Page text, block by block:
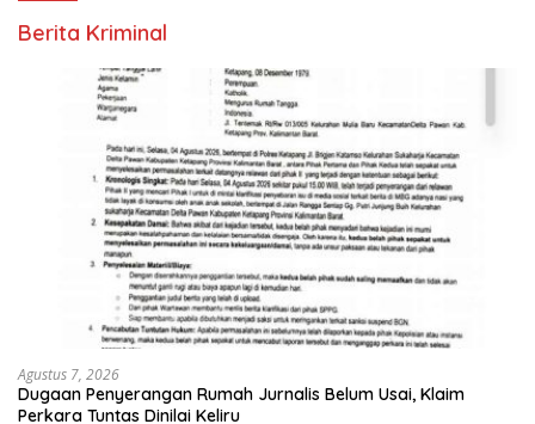
Berita Kriminal
Agustus 7, 2026
Dugaan Penyerangan Rumah Jurnalis Belum Usai, Klaim
Perkara Tuntas Dinilai Keliru